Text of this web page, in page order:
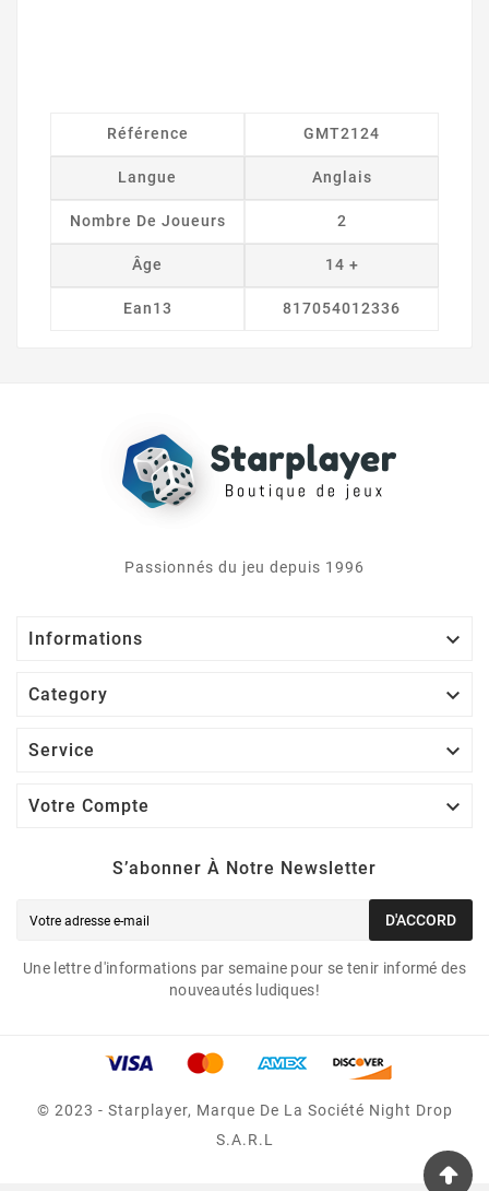
Référence GMT2124
Langue Anglais
Nombre De Joueurs 2
Âge 14 +
Ean13 817054012336
Passionnés du jeu depuis 1996
Informations 
Category 
Service 
Votre Compte 
S’abonner À Notre Newsletter
D'ACCORD
Une lettre d'informations par semaine pour se tenir informé des
nouveautés ludiques!
© 2023 - Starplayer, Marque De La Société Night Drop
S.A.R.L